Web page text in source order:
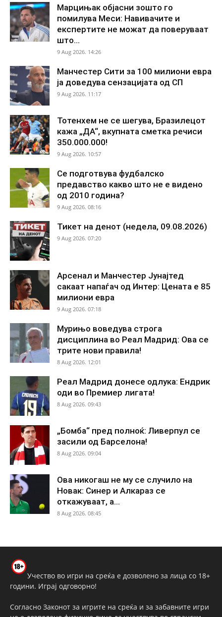
Марцињак објасни зошто го
помилува Меси: Навивачите и
експертите не можат да поверуваат
што...
9 Aug 2026. 14:26
Манчестер Сити за 100 милиони евра
ја доведува сензацијата од СП
9 Aug 2026. 11:17
Тотенхем не се шегува, Бразилецот
кажа „ДА“, вкупната сметка речиси
350.000.000!
9 Aug 2026. 10:57
Се подготвува фудбалско
предавство какво што не е видено
од 2010 година?
9 Aug 2026. 08:16
Тикет на денот (недела, 09.08.2026)
9 Aug 2026. 07:20
Арсенал и Манчестер Јунајтед
сакаат напаѓач од Интер: Цената е 85
милиони евра
9 Aug 2026. 07:18
Мурињо воведува строга
дисциплина во Реал Мадрид: Ова се
трите нови правила!
8 Aug 2026. 12:01
Реал Мадрид донесе одлука: Ендрик
оди во Премиер лигата!
8 Aug 2026. 09:43
„Бомба“ пред полноќ: Ливерпул се
засили од Барселона!
8 Aug 2026. 09:04
Ова никогаш не му се случило на
Новак: Синер и Алкараз се
откажуваат, а...
8 Aug 2026. 08:45
Учество во игри на среќа е дозволено за лица со 18+
години. Играј одговорно!
Согласно Законот за игрите на среќа и за забавните игри